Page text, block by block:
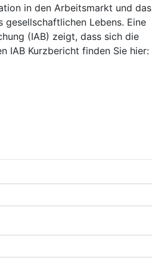
in den Arbeitsmarkt und das
gesellschaftlichen Lebens. Eine
(IAB) zeigt, dass sich die
IAB Kurzbericht finden Sie hier: